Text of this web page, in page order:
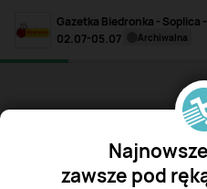
Gazetka Biedronka - Soplica
02.07-05.07
archiwalna
zawsze pod